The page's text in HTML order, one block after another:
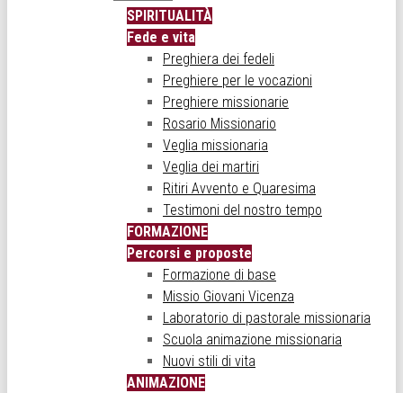
SPIRITUALITÀ
Fede e vita
Preghiera dei fedeli
Preghiere per le vocazioni
Preghiere missionarie
Rosario Missionario
Veglia missionaria
Veglia dei martiri
Ritiri Avvento e Quaresima
Testimoni del nostro tempo
FORMAZIONE
Percorsi e proposte
Formazione di base
Missio Giovani Vicenza
Laboratorio di pastorale missionaria
Scuola animazione missionaria
Nuovi stili di vita
ANIMAZIONE